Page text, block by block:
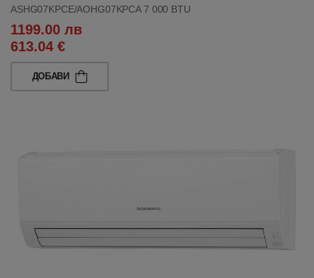
ASHG07KPCE/AOHG07KPCA 7 000 BTU
1199.00 лв
613.04 €
ДОБАВИ